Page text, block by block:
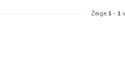
Zeige 1 - 1